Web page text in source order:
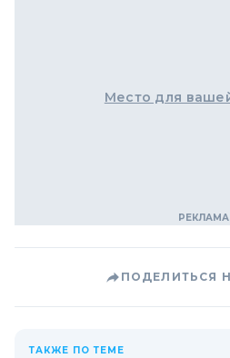
Место для
ПОДЕЛИТЬСЯ
ТАКЖЕ ПО ТЕМЕ